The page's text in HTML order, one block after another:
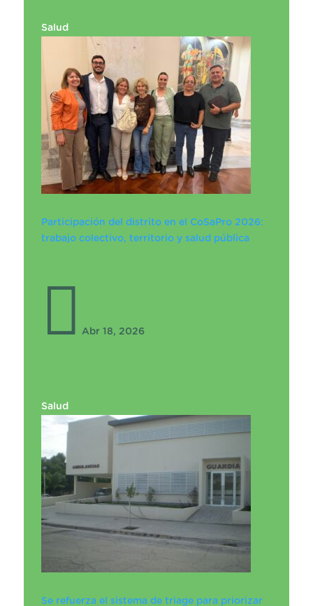
Salud
Participación del distrito en el CoSaPro 2026:
trabajo colectivo, territorio y salud pública
 Abr 18, 2026
Salud
Se refuerza el sistema de triage para priorizar